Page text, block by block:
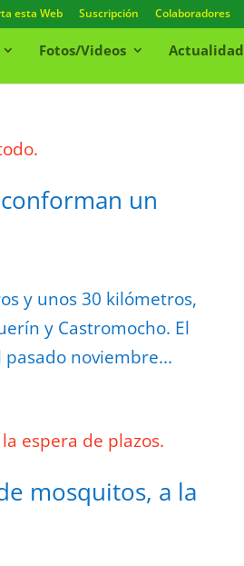
esta Web Suscripción Colaboradores
Fotos/Videos Actualidad
un
y unos 30 kilómetros,
y Castromocho. El
noviembre...
mosquitos, a la